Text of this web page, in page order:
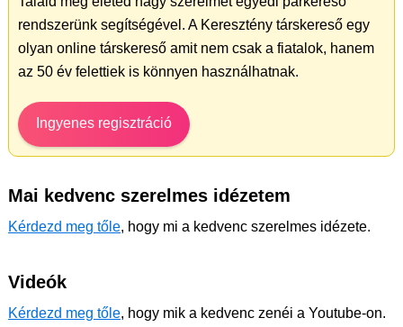
rendszerünk segítségével. A Keresztény társkereső egy
olyan online társkereső amit nem csak a fiatalok, hanem
az 50 év felettiek is könnyen használhatnak.
Ingyenes regisztráció
Mai kedvenc szerelmes idézetem
Kérdezd meg tőle, hogy mi a kedvenc szerelmes idézete.
Videók
Kérdezd meg tőle, hogy mik a kedvenc zenéi a Youtube-on.